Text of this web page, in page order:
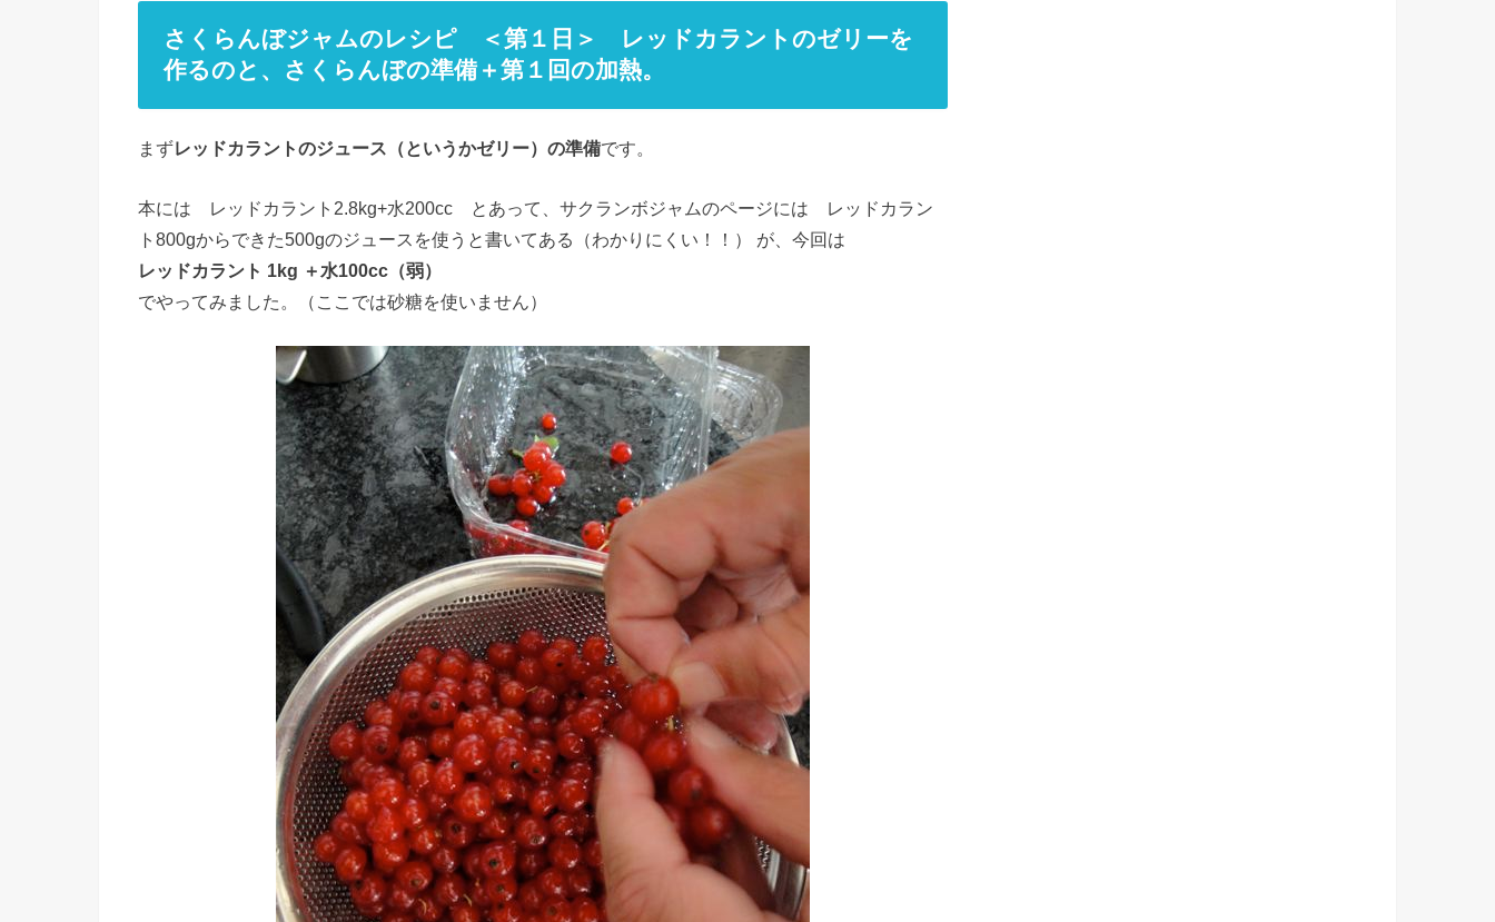
さくらんぼジャムのレシピ ＜第１日＞ レッドカラントのゼリーを
作るのと、さくらんぼの準備＋第１回の加熱。
まずレッドカラントのジュース（というかゼリー）の準備です。
本には レッドカラント2.8kg+水200cc とあって、サクランボジャムのページには レッドカラン
ト800gからできた500gのジュースを使うと書いてある（わかりにくい！！） が、今回は
レッドカラント 1kg ＋水100cc（弱）
でやってみました。（ここでは砂糖を使いません）